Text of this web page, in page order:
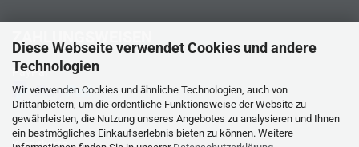
Diese Webseite verwendet Cookies und andere
Technologien
Wir verwenden Cookies und ähnliche Technologien, auch von
Drittanbietern, um die ordentliche Funktionsweise der Website zu
gewährleisten, die Nutzung unseres Angebotes zu analysieren und Ihnen
ein bestmögliches Einkaufserlebnis bieten zu können. Weitere
ZAHLUNGSWEISEN
PayPal